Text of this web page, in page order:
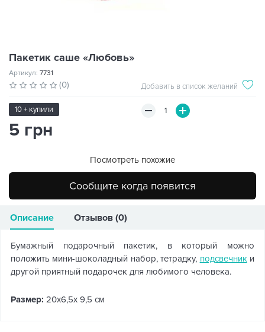
Пакетик саше «Любовь»
Артикул: 7731
(0) Добавить в список желаний
10 + купили
5 грн
Посмотреть похожие
Сообщите когда появится
Описание Отзывов (0)
Бумажный подарочный пакетик, в который можно
положить мини-шоколадный набор, тетрадку, подсвечники
другой приятный подарочек для любимого человека.
Размер: 20x6,5x 9,5 см